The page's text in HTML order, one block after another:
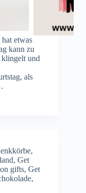
etwas
kann zu
klingelt und
als
,
, Get
gifts, Get
,